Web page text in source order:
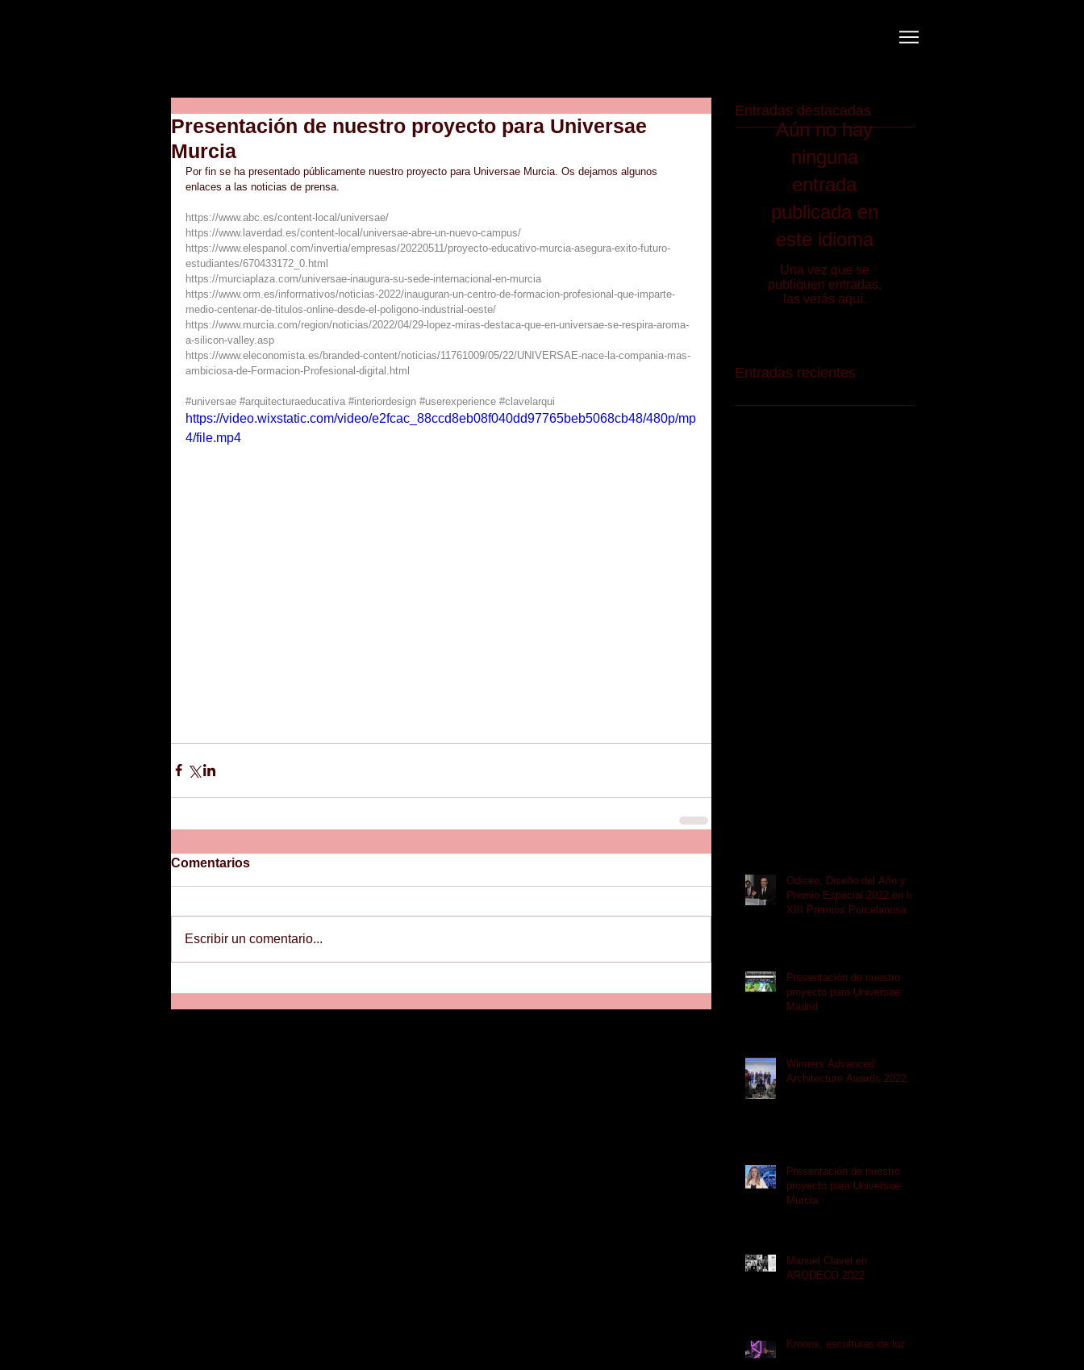
Presentación de nuestro proyecto para Universae
Murcia
Por fin se ha presentado públicamente nuestro proyecto para Universae Murcia. Os dejamos algunos
enlaces a las noticias de prensa.
https://www.abc.es/content-local/universae/
https://www.laverdad.es/content-local/universae-abre-un-nuevo-campus/
https://www.elespanol.com/invertia/empresas/20220511/proyecto-educativo-murcia-asegura-exito-futuro-
estudiantes/670433172_0.html
https://murciaplaza.com/universae-inaugura-su-sede-internacional-en-murcia
https://www.orm.es/informativos/noticias-2022/inauguran-un-centro-de-formacion-profesional-que-imparte-
medio-centenar-de-titulos-online-desde-el-poligono-industrial-oeste/
https://www.murcia.com/region/noticias/2022/04/29-lopez-miras-destaca-que-en-universae-se-respira-aroma-
a-silicon-valley.asp
https://www.eleconomista.es/branded-content/noticias/11761009/05/22/UNIVERSAE-nace-la-compania-mas-
ambiciosa-de-Formacion-Profesional-digital.html
#universae #arquitecturaeducativa #interiordesign #userexperience #clavelarqui
https://video.wixstatic.com/video/e2fcac_88ccd8eb08f040dd97765beb5068cb48/480p/mp
4/file.mp4
Comentarios
Escribir un comentario...
Entradas destacadas
Aún no hay
ninguna
entrada
publicada en
este idioma
Una vez que se
publiquen entradas,
las verás aquí.
Entradas recientes
Odiseo, Diseño del Año y
Premio Especial 2022 en los
XIII Premios Porcelanosa
Presentación de nuestro
proyecto para Universae
Madrid
Winners Advanced
Architecture Awards 2022
Presentación de nuestro
proyecto para Universae
Murcia
Manuel Clavel en
ARQDECÓ 2022
Kronos, esculturas de luz